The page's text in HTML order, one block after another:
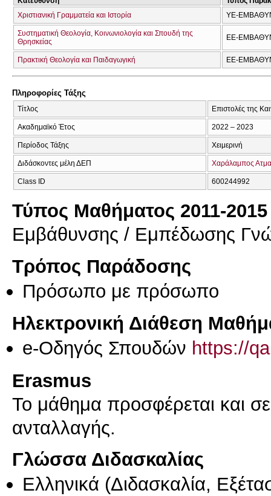
Χριστιανική Γραμματεία και Ιστορία
ΥΕ-
Συστηματική Θεολογία, Κοινωνιολογία και Σπουδή της
Θρησκείας
ΕΕ-
Πρακτική Θεολογία και Παιδαγωγική ΕΕ-
Πληροφορίες Τάξης
Τίτλος Επιστολές της
Ακαδημαϊκό Έτος 2022 – 2023
Περίοδος Τάξης Χειμερινή
Διδάσκοντες μέλη ΔΕΠ Χαράλαμπος
Class ID 600244992
Τύπος Μαθήματος 2011-2015
Εμβάθυνσης / Εμπέδωσης
Τρόπος Παράδοσης
Πρόσωπο με πρόσωπο
Ηλεκτρονική Διάθεση
e-Οδηγός Σπουδών https://
Erasmus
Το μάθημα προσφέρεται και
ανταλλαγής.
Γλώσσα Διδασκαλίας
Ελληνικά (Διδασκαλία,